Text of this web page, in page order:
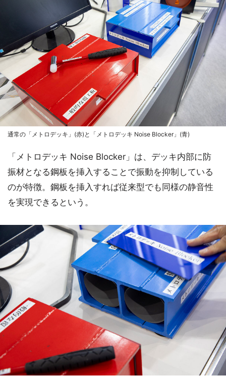
通常の「メトロデッキ」(赤)と「メトロデッキ Noise Blocker」(青)
「メトロデッキ Noise Blocker」は、デッキ内部に防
振材となる鋼板を挿入することで振動を抑制している
のが特徴。鋼板を挿入すれば従来型でも同様の静音性
を実現できるという。